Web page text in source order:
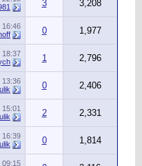
3 3,208
16:46
0 1,977
18:37
1 2,796
13:36
0 2,406
15:01
2 2,331
16:39
0 1,814
09:15